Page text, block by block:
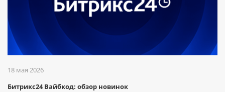
18 мая 2026
Битрикс24 Вайбкод: обзор новинок